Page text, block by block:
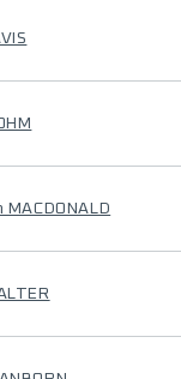
MACDONALD